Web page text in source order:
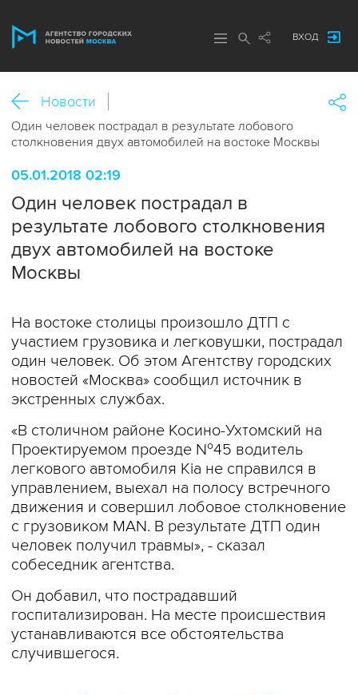
ВХОД
Новости
Один человек пострадал в результате лобового
столкновения двух автомобилей на востоке Москвы
05.01.2018 02:19
Один человек пострадал в
результате лобового столкновения
двух автомобилей на востоке
Москвы
На востоке столицы произошло ДТП с
участием грузовика и легковушки, пострадал
один человек. Об этом Агентству городских
новостей «Москва» сообщил источник в
экстренных службах.
«В столичном районе Косино-Ухтомский на
Проектируемом проезде №45 водитель
легкового автомобиля Kia не справился в
управлением, выехал на полосу встречного
движения и совершил лобовое столкновение
с грузовиком MAN. В результате ДТП один
человек получил травмы», - сказал
собеседник агентства.
Он добавил, что пострадавший
госпитализирован. На месте происшествия
устанавливаются все обстоятельства
случившегося.